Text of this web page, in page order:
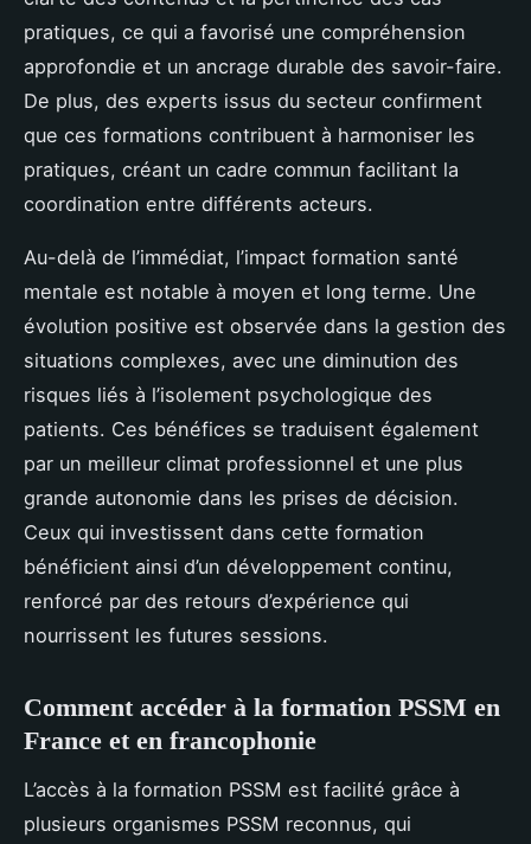
pratiques, ce qui a favorisé une compréhension
approfondie et un ancrage durable des savoir-faire.
De plus, des experts issus du secteur confirment
que ces formations contribuent à harmoniser les
pratiques, créant un cadre commun facilitant la
coordination entre différents acteurs.
Au-delà de l’immédiat, l’impact formation santé
mentale est notable à moyen et long terme. Une
évolution positive est observée dans la gestion des
situations complexes, avec une diminution des
risques liés à l’isolement psychologique des
patients. Ces bénéfices se traduisent également
par un meilleur climat professionnel et une plus
grande autonomie dans les prises de décision.
Ceux qui investissent dans cette formation
bénéficient ainsi d’un développement continu,
renforcé par des retours d’expérience qui
nourrissent les futures sessions.
Comment accéder à la formation PSSM en
France et en francophonie
L’accès à la formation PSSM est facilité grâce à
plusieurs organismes PSSM reconnus, qui